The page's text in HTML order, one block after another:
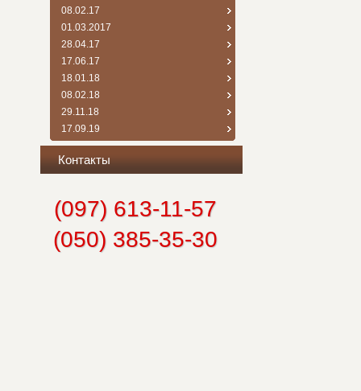
08.02.17
01.03.2017
28.04.17
17.06.17
18.01.18
08.02.18
29.11.18
17.09.19
Контакты
(097) 613-11-57
(050) 385-35-30